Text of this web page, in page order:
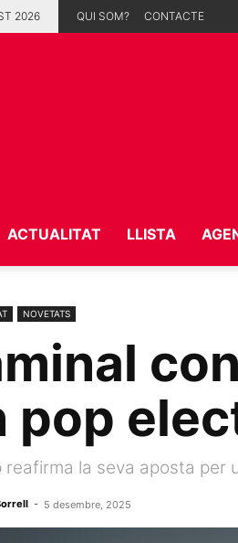
2026 QUI SOM? CONTACTE
ACTUALITAT LLISTA
NOVETATS
pop
reafirma la seva aposta per
- 5 desembre, 2025